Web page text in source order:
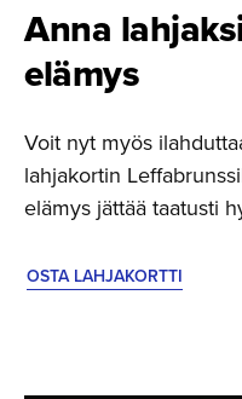
Anna
elämys
Voit nyt myös
lahjakortin
elämys jättää taatusti
OSTA LAHJAKORTTI